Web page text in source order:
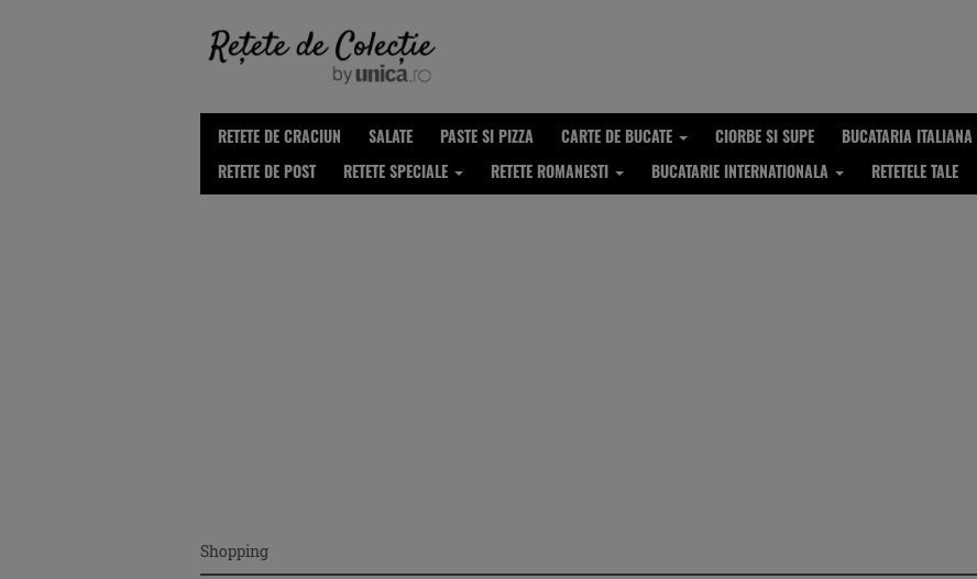
RETETE DE CRACIUN SALATE PASTE SI PIZZA CARTE DE BUCATE CIORBE SI SUPE
BUCATARIA ITALIANA
RETETE DE POST
RETETE SPECIALE RETETE ROMANESTI BUCATARIE INTERNATIONALA RETETELE TALE
Shopping